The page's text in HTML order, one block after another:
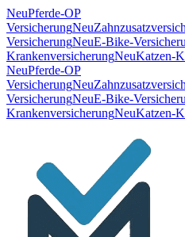
NeuPferde-OP
VersicherungNeu
VersicherungNeuE-Bike-
KrankenversicherungNeuKatzen-
NeuPferde-OP
VersicherungNeu
VersicherungNeuE-Bike-
KrankenversicherungNeuKatzen-